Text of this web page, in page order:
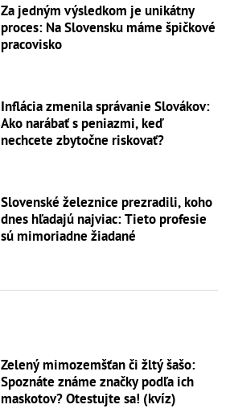
Za jedným výsledkom je unikátny
proces: Na Slovensku máme špičkové
pracovisko
Inflácia zmenila správanie Slovákov:
Ako narábať s peniazmi, keď
nechcete zbytočne riskovať?
Slovenské železnice prezradili, koho
dnes hľadajú najviac: Tieto profesie
sú mimoriadne žiadané
Zelený mimozemšťan či žltý šašo:
Spoznáte známe značky podľa ich
maskotov? Otestujte sa! (kvíz)